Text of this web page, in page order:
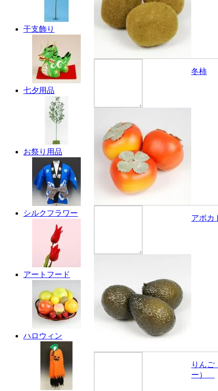
干支飾り
七夕用品
お祭り用品
シルクフラワー
アートフード
ハロウィン
冬柿
アボカ
りんご
ー）